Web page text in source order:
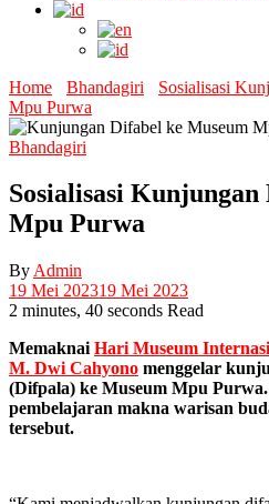
Home Bhandagiri
Sosialisasi
Mpu Purwa
Bhandagiri
Sosialisasi
Mpu Purwa
By Admin
19 Mei 202319 Mei 2023
2 minutes, 40 seconds Read
Memaknai Hari Museum
M. Dwi Cahyono menggelar
(Difpala) ke Museum Mpu
pembelajaran makna warisan
tersebut.